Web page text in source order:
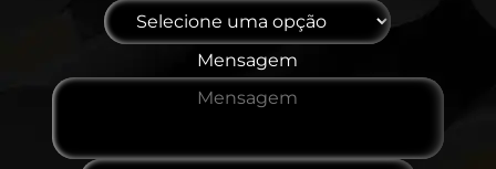
Mensagem